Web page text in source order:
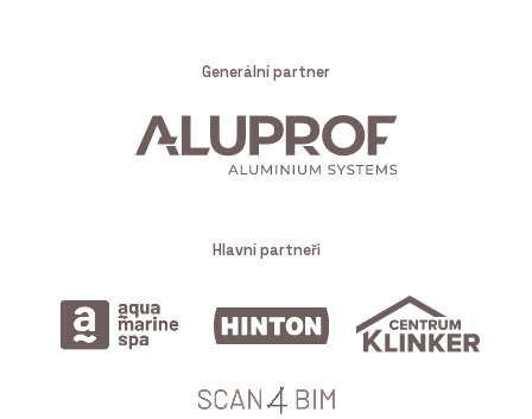
Generální partner
Hlavní partneři